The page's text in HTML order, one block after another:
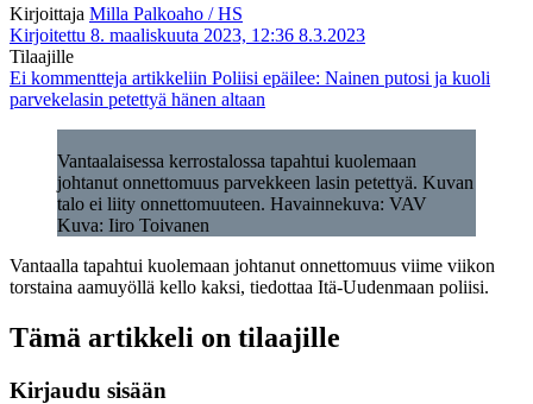
Kirjoittaja Milla Palkoaho / HS
Kirjoitettu 8. maaliskuuta 2023, 12:36 8.3.2023
Tilaajille
Ei kommentteja artikkeliin Poliisi epäilee: Nainen putosi ja kuoli
parvekelasin petettyä hänen altaan
Vantaalaisessa kerrostalossa tapahtui kuolemaan
johtanut onnettomuus parvekkeen lasin petettyä. Kuvan
talo ei liity onnettomuuteen. Havainnekuva: VAV
Kuva: Iiro Toivanen
Vantaalla tapahtui kuolemaan johtanut onnettomuus viime viikon
torstaina aamuyöllä kello kaksi, tiedottaa Itä-Uudenmaan poliisi.
Tämä artikkeli on tilaajille
Kirjaudu sisään